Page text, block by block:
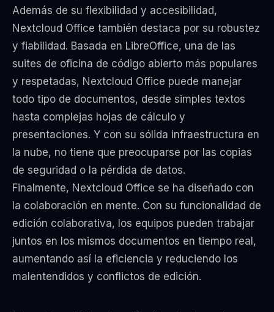
Además de su flexibilidad y accesibilidad,
Nextcloud Office también destaca por su robustez
y fiabilidad. Basada en LibreOffice, una de las
suites de oficina de código abierto más populares
y respetadas, Nextcloud Office puede manejar
todo tipo de documentos, desde simples textos
hasta complejas hojas de cálculo y
presentaciones. Y con su sólida infraestructura en
la nube, no tiene que preocuparse por las copias
de seguridad o la pérdida de datos.
Finalmente, Nextcloud Office se ha diseñado con
la colaboración en mente. Con su funcionalidad de
edición colaborativa, los equipos pueden trabajar
juntos en los mismos documentos en tiempo real,
aumentando así la eficiencia y reduciendo los
malentendidos y conflictos de edición.